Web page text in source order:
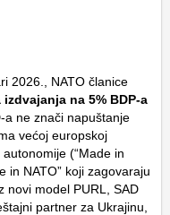
2026., NATO članice
na 5% BDP-a
a ne znači napuštanje
većoj europskoj
(“Made in
in NATO” koji zagovaraju
novi model PURL, SAD
partner za Ukrajinu,